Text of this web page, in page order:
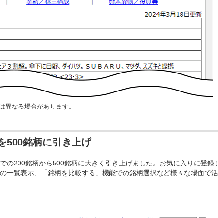
異なる場合があります。
500銘柄に引き上げ
の200銘柄から500銘柄に大きく引き上げました。お気に入りに登録
一覧表示、「銘柄を比較する」機能での銘柄選択など様々な場面で